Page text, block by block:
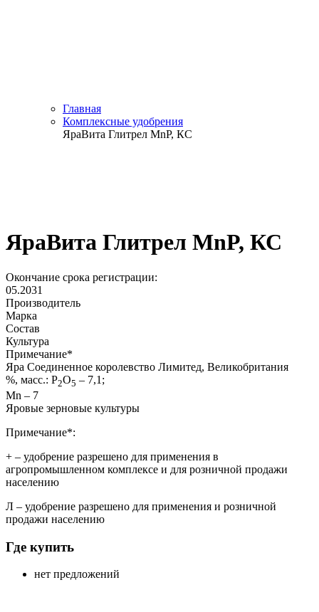
Главная
Комплексные удобрения
ЯраВита Глитрел MnP, КС
ЯраВита Глитрел MnP, КС
Окончание срока регистрации:
05.2031
Производитель
Марка
Состав
Культура
Примечание*
Яра Соединенное королевство Лимитед, Великобритания
%, масс.: P2O5 – 7,1;
Mn – 7
Яровые зерновые культуры
Примечание*:
+ – удобрение разрешено для применения в
агропромышленном комплексе и для розничной продажи
населению
Л – удобрение разрешено для применения и розничной
продажи населению
Где купить
нет предложений